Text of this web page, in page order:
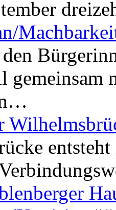
gemeinsam